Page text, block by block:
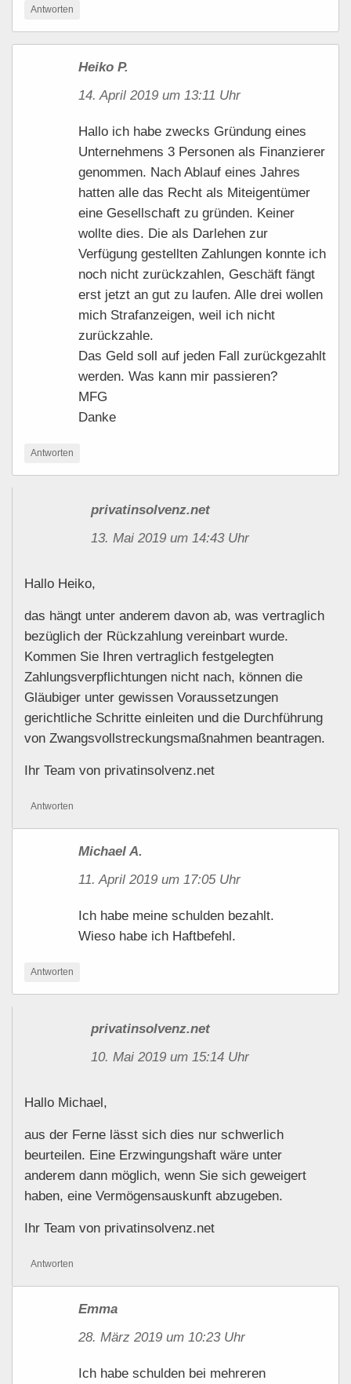
Antworten
Heiko P.
14. April 2019 um 13:11 Uhr
Hallo ich habe zwecks Gründung eines
Unternehmens 3 Personen als Finanzierer
genommen. Nach Ablauf eines Jahres
hatten alle das Recht als Miteigentümer
eine Gesellschaft zu gründen. Keiner
wollte dies. Die als Darlehen zur
Verfügung gestellten Zahlungen konnte ich
noch nicht zurückzahlen, Geschäft fängt
erst jetzt an gut zu laufen. Alle drei wollen
mich Strafanzeigen, weil ich nicht
zurückzahle.
Das Geld soll auf jeden Fall zurückgezahlt
werden. Was kann mir passieren?
MFG
Danke
Antworten
privatinsolvenz.net
13. Mai 2019 um 14:43 Uhr
Hallo Heiko,
das hängt unter anderem davon ab, was vertraglich
bezüglich der Rückzahlung vereinbart wurde.
Kommen Sie Ihren vertraglich festgelegten
Zahlungsverpflichtungen nicht nach, können die
Gläubiger unter gewissen Voraussetzungen
gerichtliche Schritte einleiten und die Durchführung
von Zwangsvollstreckungsmaßnahmen beantragen.
Ihr Team von privatinsolvenz.net
Antworten
Michael A.
11. April 2019 um 17:05 Uhr
Ich habe meine schulden bezahlt.
Wieso habe ich Haftbefehl.
Antworten
privatinsolvenz.net
10. Mai 2019 um 15:14 Uhr
Hallo Michael,
aus der Ferne lässt sich dies nur schwerlich
beurteilen. Eine Erzwingungshaft wäre unter
anderem dann möglich, wenn Sie sich geweigert
haben, eine Vermögensauskunft abzugeben.
Ihr Team von privatinsolvenz.net
Antworten
Emma
28. März 2019 um 10:23 Uhr
Ich habe schulden bei mehreren